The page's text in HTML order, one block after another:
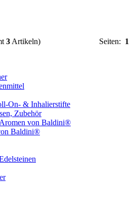
3 Artikeln) Seiten: 1
On- & Inhalierstifte
Zubehör
von Baldini®
Baldini®